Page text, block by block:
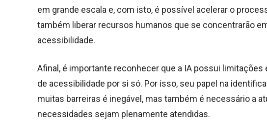
em grande escala e, com isto, é possível acelerar o
também liberar recursos humanos que se concentrarão
acessibilidade.
Afinal, é importante reconhecer que a IA possui
de acessibilidade por si só. Por isso, seu papel na
muitas barreiras é inegável, mas também é necessário a
necessidades sejam plenamente atendidas.